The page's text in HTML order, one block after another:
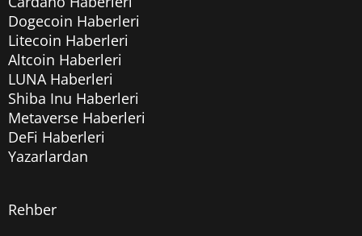
Dogecoin Haberleri
Litecoin Haberleri
Altcoin Haberleri
LUNA Haberleri
Shiba Inu Haberleri
Metaverse Haberleri
DeFi Haberleri
Yazarlardan
Rehber